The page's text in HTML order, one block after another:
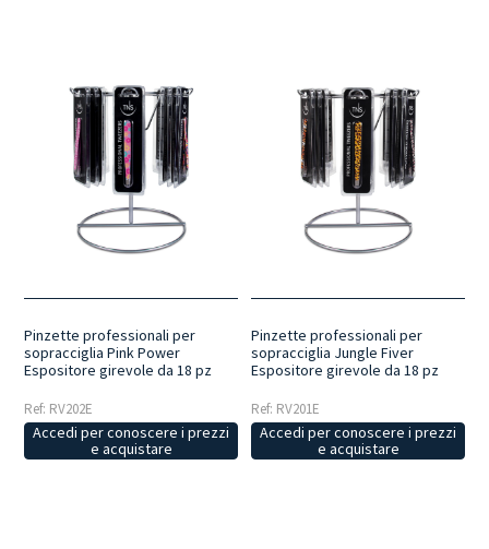
Pinzette professionali per
sopracciglia Pink Power
Espositore girevole da 18 pz
Ref: RV202E
Accedi per conoscere i prezzi
e acquistare
Pinzette professionali per
sopracciglia Jungle Fiver
Espositore girevole da 18 pz
Ref: RV201E
Accedi per conoscere i prezzi
e acquistare